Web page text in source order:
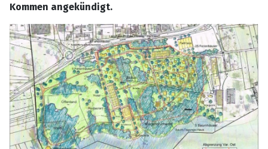
Kommen angekündigt.